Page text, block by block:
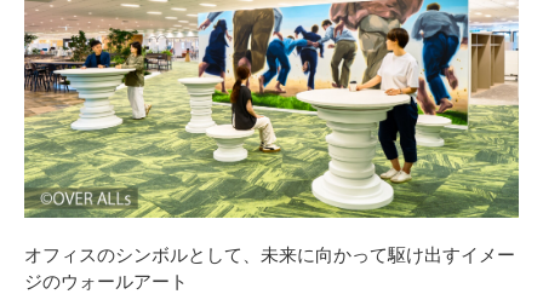
オフィスのシンボルとして、未来に向かって駆け出すイメー
ジのウォールアート